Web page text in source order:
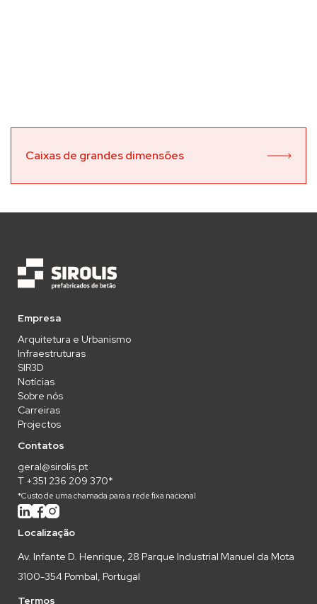
Caixas de grandes dimensões
Empresa
Arquitetura e Urbanismo
Infraestruturas
SIR3D
Notícias
Sobre nós
Carreiras
Projectos
Contatos
geral@sirolis.pt
T +351 236 209 370*
*Custo de uma chamada para a rede fixa nacional
Localização
Av. Infante D. Henrique, 28 Parque Industrial Manuel da Mota
3100-354 Pombal, Portugal
Termos